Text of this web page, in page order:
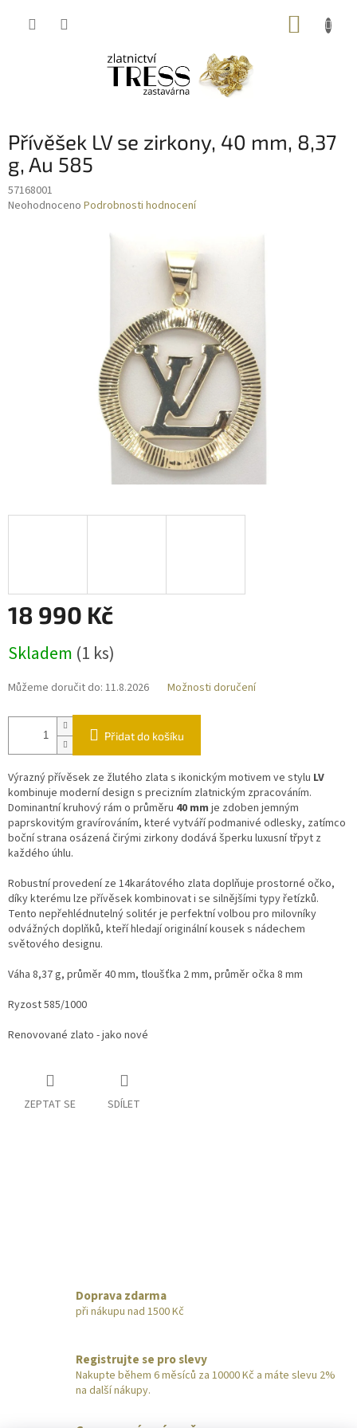
Přívěšek LV se zirkony, 40 mm, 8,37
g, Au 585
57168001
Průměrné
Neohodnoceno Podrobnosti hodnocení
18 990 Kč
cena:
Skladem (1 ks)
Můžeme doručit do: 11.8.2026 Možnosti doručení
Přidat do košíku
Výrazný přívěsek ze žlutého zlata s ikonickým motivem ve stylu LV
kombinuje moderní design s precizním zlatnickým zpracováním.
Dominantní kruhový rám o průměru 40 mm je zdoben jemným
paprskovitým gravírováním, které vytváří podmanivé odlesky, zatímco
boční strana osázená čirými zirkony dodává šperku luxusní třpyt z
každého úhlu.
Robustní provedení ze 14karátového zlata doplňuje prostorné očko,
díky kterému lze přívěsek kombinovat i se silnějšími typy řetízků.
Tento nepřehlédnutelný solitér je perfektní volbou pro milovníky
odvážných doplňků, kteří hledají originální kousek s nádechem
světového designu.
Váha 8,37 g, průměr 40 mm, tloušťka 2 mm, průměr očka 8 mm
Ryzost 585/1000
Renovované zlato - jako nové
ZEPTAT SE SDÍLET
Doprava zdarma
při nákupu nad 1500 Kč
Registrujte se pro slevy
Nakupte během 6 měsíců za 10000 Kč a máte slevu 2%
na další nákupy.